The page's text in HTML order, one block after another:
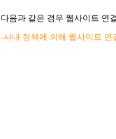
다음과 같은 경우 웹사이트 연
-사내 정책에 의해 웹사이트